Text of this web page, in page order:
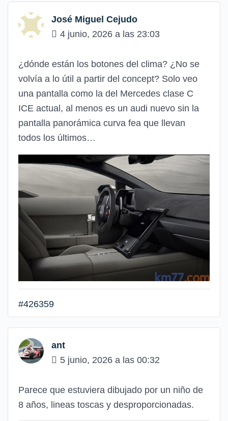
José Miguel Cejudo
4 junio, 2026 a las 23:03
¿dónde están los botones del clima? ¿No se
volvía a lo útil a partir del concept? Solo veo
una pantalla como la del Mercedes clase C
ICE actual, al menos es un audi nuevo sin la
pantalla panorámica curva fea que llevan
todos los últimos…
#426359
ant
5 junio, 2026 a las 00:32
Parece que estuviera dibujado por un niño de
8 años, lineas toscas y desproporcionadas.